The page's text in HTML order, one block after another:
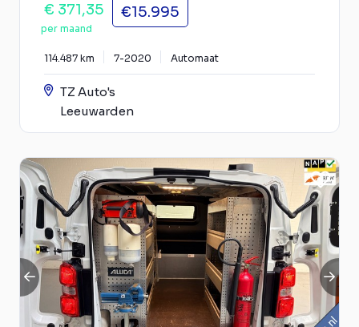
€ 371,35
per maand
€15.995
114.487 km 7-2020 Automaat
TZ Auto's
Leeuwarden